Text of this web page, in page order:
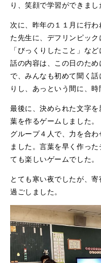
り、笑顔で学習ができまし
次に、昨年の１１月に行
た先生に、デフリンピック
「びっくりしたこと」な
話の内容は、この日のた
で、みんなも初めて聞く
りし、あっという間に、時
最後に、決められた文字
葉を作るゲームしました。
グループ４人で、力を合
ました。言葉を早く作っ
ても楽しいゲームでした。
とても寒い夜でしたが、
過ごしました。